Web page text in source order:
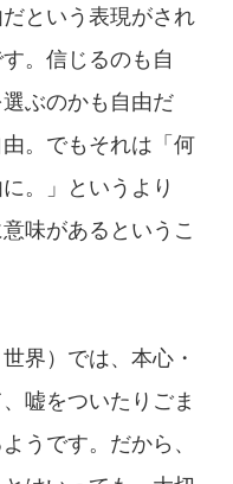
という表現がされ
。信じるのも自
ぶのかも自由だ
。でもそれは「何
。」というより
味があるというこ
界）では、本心・
嘘をついたりごま
うです。だから、